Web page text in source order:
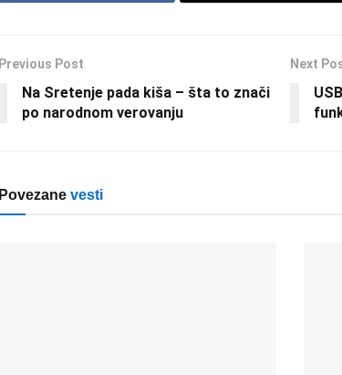
Previous Post
Na Sretenje pada kiša – šta to znači
po narodnom verovanju
Next
Povezane vesti